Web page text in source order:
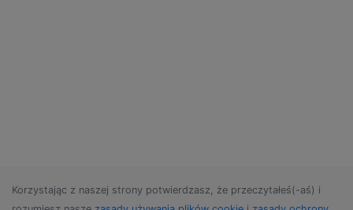
Korzystając z naszej strony potwierdzasz, że przeczytałeś(-aś) i